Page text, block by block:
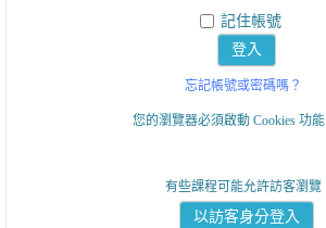
記住帳號
忘記帳號或密碼嗎？
您的瀏覽器必須啟動 Cookies 功能
有些課程可能允許訪客瀏覽